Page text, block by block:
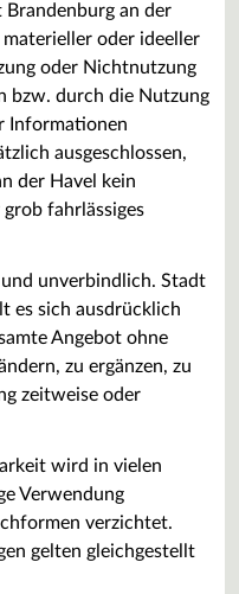
Brandenburg an der
oder ideeller
oder Nichtnutzung
bzw. durch die Nutzung
Informationen
ausgeschlossen,
der Havel kein
fahrlässiges
unverbindlich. Stadt
es sich ausdrücklich
Angebot ohne
zu ergänzen, zu
zeitweise oder
wird in vielen
Verwendung
verzichtet.
gelten gleichgestellt